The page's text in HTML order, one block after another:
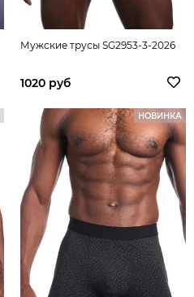
Мужские трусы SG2953-3-2026
1020 руб
НОВИНКА